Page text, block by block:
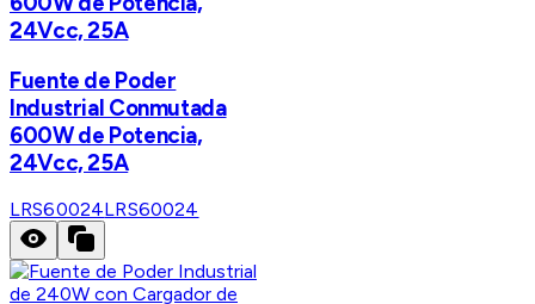
24Vcc, 25A
Fuente de Poder
Industrial Conmutada
600W de Potencia,
24Vcc, 25A
LRS60024LRS60024